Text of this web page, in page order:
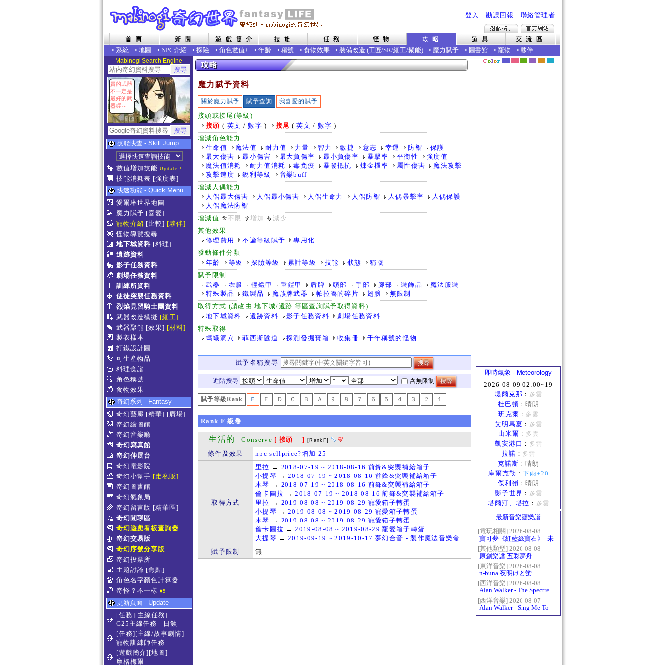
登入 ｜ 勘誤回報 ｜ 聯絡管理者
• 系統 • 地圖 • NPC介紹 • 探險 • 角色數值+ • 年齡 • 稱號 • 食物效果 • 裝備改造 (工匠/SR/細工/聚能) • 魔力賦予 • 圖書館 • 寵物 • 夥伴
Mabinogi Search Engine
貴的武器
不一定是
最好的武
器喔～
技能快查 - Skill Jump
數值增加技能 Update !
技能消耗表 [強度表]
快速功能 - Quick Menu
愛爾琳世界地圖
魔力賦予 [喜愛]
寵物介紹 [比較] [夥伴]
怪物導覽搜尋
地下城資料 [料理]
遺跡資料
影子任務資料
劇場任務資料
訓練所資料
使徒突襲任務資料
烈焰見習騎士團資料
武器改造模擬 [細工]
武器聚能 [效果] [材料]
製衣樣本
打鐵設計圖
可生產物品
料理食譜
角色稱號
食物效果
奇幻系列 - Fantasy
奇幻藝廊 [精華] [廣場]
奇幻繪圖館
奇幻音樂廳
奇幻寫真館
奇幻伸展台
奇幻電影院
奇幻小幫手 [走私販]
奇幻圖書館
奇幻氣象局
奇幻留言版 [精華區]
奇幻閒聊區
奇幻遊戲看板查詢器
奇幻交易版
奇幻序號分享版
奇幻投票所
主題討論 [焦點]
角色名字顏色計算器
奇怪？不一樣 #5
更新頁面 - Update
[任務][主線任務]
G25主線任務 - 日蝕
[任務][主線/故事劇情]
寵物訓練師任務
[遊戲簡介][地圖]
摩格梅爾
魔力賦予資料
關於魔力賦予 賦予查詢 我喜愛的賦予
接頭或接尾(等級)
接頭 ( 英文 /數字 ) 接尾 (英文 /數字 )
增減角色能力
生命值
魔法值 耐力值 力量 智力 敏捷 意志 幸運 防禦
保護
最大傷害
最小傷害 最大負傷率 最小負傷率 暴擊率 平衡性
強度值
魔法值消耗
耐力值消耗 毒免疫 暴發抵抗 煉金機率 屬性傷害
魔法攻擊
攻擊速度
銳利等級
音樂buff
增減人偶能力
人偶最大傷害
人偶最小傷害 人偶生命力 人偶防禦 人偶暴擊率
人偶保護
人偶魔法防禦
增減值
不限 增加
減少
其他效果
修理費用
不論等級賦予
專用化
發動條件分類
年齡
等級 探險等級 累計等級 技能 狀態
稱號
賦予限制
武器
衣服 輕鎧甲 重鎧甲 盾牌 頭部 手部 腳部 裝飾品
魔法服裝
特殊製品
鐵製品 魔族牌武器 帕拉魯的碎片 翅膀
無限制
取得方式 (請改由 地下城/遺跡 等區查詢賦予取得資料)
地下城資料
遺跡資料 影子任務資料
劇場任務資料
特殊取得
螞蟻洞穴
菲西斯隧道 探測發掘寶箱 收集冊 千年稱號的怪物
賦予名稱搜尋
進階搜尋 含無限制
賦予等級Rank Ｆ Ｅ Ｄ Ｃ Ｂ Ａ ９ ８ ７ ６ ５ ４ ３ ２ １
Rank F 級卷
生活的 - Conserve [ 接頭 ] [RankF]
條件及效果 npc sellprice?增加 25
取得方式
里拉 → 2018-07-19 ~ 2018-08-16 前鋒&突襲補給箱子
小提琴 → 2018-07-19 ~ 2018-08-16 前鋒&突襲補給箱子
木琴 → 2018-07-19 ~ 2018-08-16 前鋒&突襲補給箱子
倫卡圖拉 →2018-07-19 ~ 2018-08-16 前鋒&突襲補給箱子
里拉 → 2019-08-08 ~ 2019-08-29 寵愛箱子轉蛋
小提琴 → 2019-08-08 ~ 2019-08-29 寵愛箱子轉蛋
木琴 → 2019-08-08 ~ 2019-08-29 寵愛箱子轉蛋
倫卡圖拉 →2019-08-08 ~ 2019-08-29 寵愛箱子轉蛋
大提琴 → 2019-09-19 ~ 2019-10-17 夢幻合音 - 製作魔法音樂盒
賦予限制
無
即時氣象 - Meteorology
2026-08-09 02:00~19
堤爾克那 ： 多雲
杜巴頓 ： 晴朗
班克爾 ： 多雲
艾明馬夏 ： 多雲
山米爾 ： 多雲
凱安港口 ： 多雲
拉諾 ： 多雲
克諾斯 ： 晴朗
庫爾克勒 ： 下雨+20
傑利嶺 ： 晴朗
影子世界 ： 多雲
塔爾汀、塔拉 ： 多雲
最新音樂廳樂譜
[電玩相關] 2026-08-08
寶可夢《紅藍綠寶石》- 未
白鎮BGM (Littleroot Town)
[其他類型] 2026-08-08
原創樂譜 五彩夢舟
[東洋音樂] 2026-08-08
n-buna 夜明けと蛍
[西洋音樂] 2026-08-08
Alan Walker - The Spectre
[西洋音樂] 2026-08-07
Alan Walker - Sing Me To
Sleep